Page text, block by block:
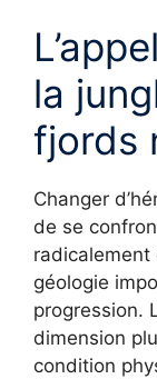
la
fjords
Changer
de se
géologie
progression.
dimension
condition